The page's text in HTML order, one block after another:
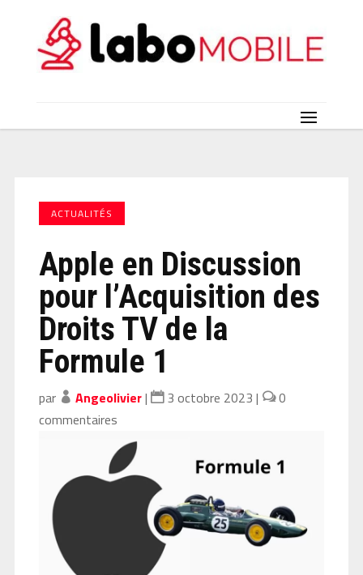
ACTUALITÉS
Apple en Discussion
pour l’Acquisition des
Droits TV de la
Formule 1
par Angeolivier| 3 octobre 2023 |
0
commentaires